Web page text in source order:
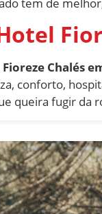
Chalés
conforto,
queira fugir da